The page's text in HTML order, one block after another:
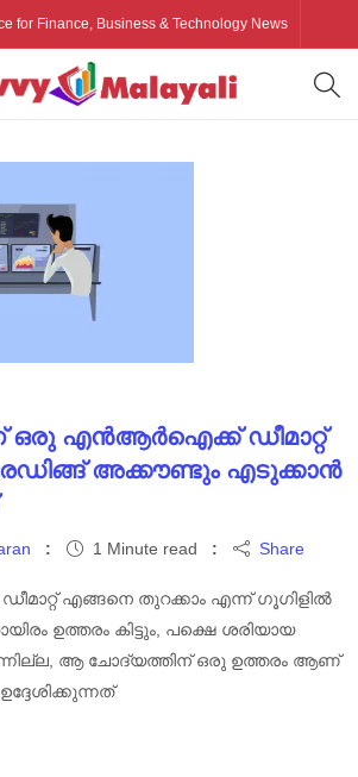
for Finance, Business & Technology News
എൻആർഐക്ക് ഡീമാറ്റ്
അക്കൗണ്ടും എടുക്കാൻ
1 Minute read Share
എങ്ങനെ തുറക്കാം എന്ന് ഗൂഗിളിൽ
ഉത്തരം കിട്ടും, പക്ഷെ ശരിയായ
ആ ചോദ്യത്തിന് ഒരു ഉത്തരം ആണ്